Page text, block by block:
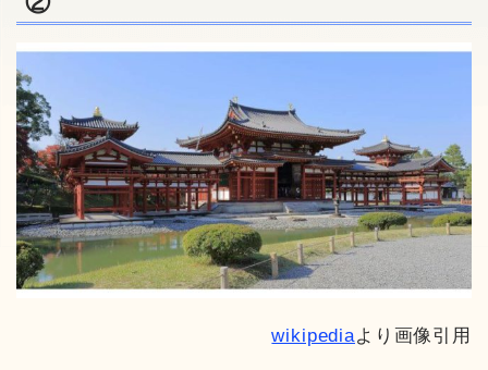
wikipediaより画像引用